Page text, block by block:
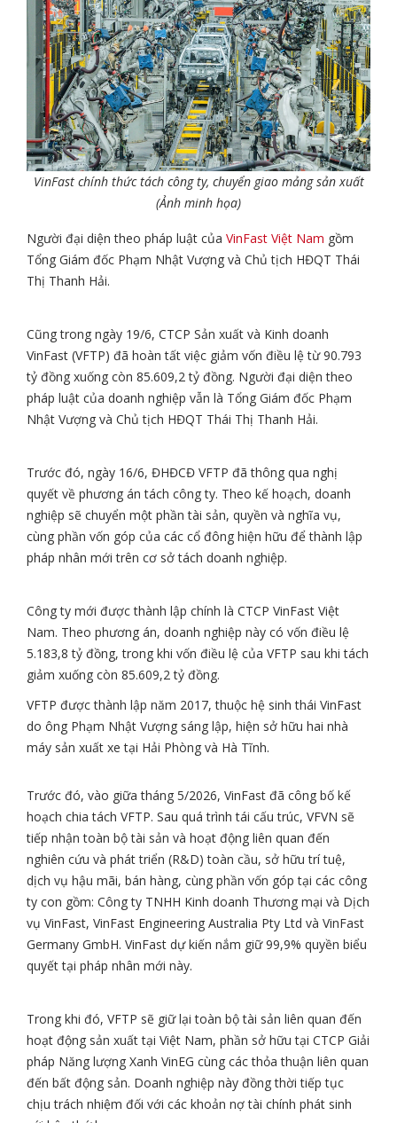
VinFast chính thức tách công ty, chuyển giao mảng sản xuất
(Ảnh minh họa)
Người đại diện theo pháp luật của VinFast Việt Nam gồm
Tổng Giám đốc Phạm Nhật Vượng và Chủ tịch HĐQT Thái
Thị Thanh Hải.
Cũng trong ngày 19/6, CTCP Sản xuất và Kinh doanh
VinFast (VFTP) đã hoàn tất việc giảm vốn điều lệ từ 90.793
tỷ đồng xuống còn 85.609,2 tỷ đồng. Người đại diện theo
pháp luật của doanh nghiệp vẫn là Tổng Giám đốc Phạm
Nhật Vượng và Chủ tịch HĐQT Thái Thị Thanh Hải.
Trước đó, ngày 16/6, ĐHĐCĐ VFTP đã thông qua nghị
quyết về phương án tách công ty. Theo kế hoạch, doanh
nghiệp sẽ chuyển một phần tài sản, quyền và nghĩa vụ,
cùng phần vốn góp của các cổ đông hiện hữu để thành lập
pháp nhân mới trên cơ sở tách doanh nghiệp.
Công ty mới được thành lập chính là CTCP VinFast Việt
Nam. Theo phương án, doanh nghiệp này có vốn điều lệ
5.183,8 tỷ đồng, trong khi vốn điều lệ của VFTP sau khi tách
giảm xuống còn 85.609,2 tỷ đồng.
VFTP được thành lập năm 2017, thuộc hệ sinh thái VinFast
do ông Phạm Nhật Vượng sáng lập, hiện sở hữu hai nhà
máy sản xuất xe tại Hải Phòng và Hà Tĩnh.
Trước đó, vào giữa tháng 5/2026, VinFast đã công bố kế
hoạch chia tách VFTP. Sau quá trình tái cấu trúc, VFVN sẽ
tiếp nhận toàn bộ tài sản và hoạt động liên quan đến
nghiên cứu và phát triển (R&D) toàn cầu, sở hữu trí tuệ,
dịch vụ hậu mãi, bán hàng, cùng phần vốn góp tại các công
ty con gồm: Công ty TNHH Kinh doanh Thương mại và Dịch
vụ VinFast, VinFast Engineering Australia Pty Ltd và VinFast
Germany GmbH. VinFast dự kiến nắm giữ 99,9% quyền biểu
quyết tại pháp nhân mới này.
Trong khi đó, VFTP sẽ giữ lại toàn bộ tài sản liên quan đến
hoạt động sản xuất tại Việt Nam, phần sở hữu tại CTCP Giải
pháp Năng lượng Xanh VinEG cùng các thỏa thuận liên quan
đến bất động sản. Doanh nghiệp này đồng thời tiếp tục
chịu trách nhiệm đối với các khoản nợ tài chính phát sinh